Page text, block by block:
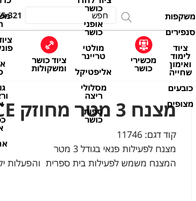
321
משקפות
סנפירים
ציוד
לימוד
ואימון
שחייה
כובעים
מצופים
מכשירי
כושר
כושר
אופני
כושר
מולטי
טריינר
אליפטיקל
מסלולי
ריצה
ספות
כושר
ציוד כושר
ומשקולות
מצנח 3 מטר מחוזק PACE
קוד דגם: 11746
מצנח לפעילות פנאי בגודל 3 מטר
המצנח משמש לפעילות בית ספרית והפעלות